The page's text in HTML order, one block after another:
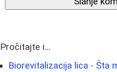
Pročitajte i...
Biorevitalizacija lica - Šta